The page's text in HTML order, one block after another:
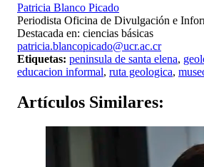
Patricia Blanco Picado
Periodista Oficina de Divulgación e
Destacada en: ciencias básicas
patricia.blancopicado@ucr.ac.cr
Etiquetas: peninsula de santa elena,
educacion informal, ruta geologica,
Artículos Similares: